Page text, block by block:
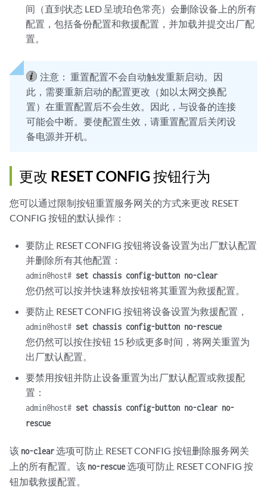
间（直到状态 LED 呈琥珀色常亮）会删除设备上的所有
配置，包括备份配置和救援配置，并加载并提交出厂配
置。
注意： 重置配置不会自动触发重新启动。因
此，需要重新启动的配置更改（如以太网交换配
置）在重置配置后不会生效。因此，与设备的连接
可能会中断。要使配置生效，请重置配置后关闭设
备电源并开机。
更改 RESET CONFIG 按钮行为
您可以通过限制按钮重置服务网关的方式来更改 RESET
CONFIG 按钮的默认操作：
要防止 RESET CONFIG 按钮将设备设置为出厂默认配置
并删除所有其他配置：
admin@host# set chassis config-button no-clear
您仍然可以按并快速释放按钮将其重置为救援配置。
要防止 RESET CONFIG 按钮将设备设置为救援配置，
admin@host# set chassis config-button no-rescue
您仍然可以按住按钮 15 秒或更多时间，将网关重置为
出厂默认配置。
要禁用按钮并防止设备重置为出厂默认配置或救援配
置：
admin@host# set chassis config-button no-clear no-
rescue
该 no-clear选项可防止 RESET CONFIG 按钮删除服务网关
上的所有配置。该 no-rescue选项可防止 RESET CONFIG 按
钮加载救援配置。